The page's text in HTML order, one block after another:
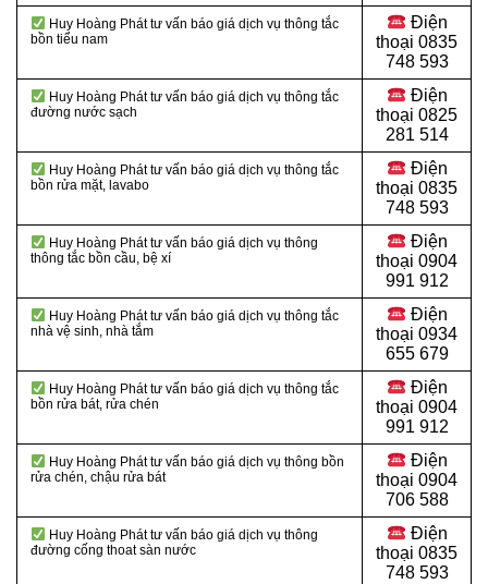
Huy Hoàng Phát tư vấn báo giá dịch vụ thông tắc
bồn tiểu nam
Điện
thoại 0835
748 593
Huy Hoàng Phát tư vấn báo giá dịch vụ thông tắc
đường nước sạch
Điện
thoại 0825
281 514
Huy Hoàng Phát tư vấn báo giá dịch vụ thông tắc
bồn rửa mặt, lavabo
Điện
thoại 0835
748 593
Huy Hoàng Phát tư vấn báo giá dịch vụ thông
thông tắc bồn cầu, bệ xí
Điện
thoại 0904
991 912
Huy Hoàng Phát tư vấn báo giá dịch vụ thông tắc
nhà vệ sinh, nhà tắm
Điện
thoại 0934
655 679
Huy Hoàng Phát tư vấn báo giá dịch vụ thông tắc
bồn rửa bát, rửa chén
Điện
thoại 0904
991 912
Huy Hoàng Phát tư vấn báo giá dịch vụ thông bồn
rửa chén, chậu rửa bát
Điện
thoại 0904
706 588
Huy Hoàng Phát tư vấn báo giá dịch vụ thông
đường cống thoat sàn nước
Điện
thoại 0835
748 593